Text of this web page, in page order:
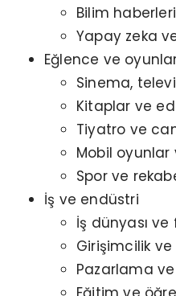
Bilim
Yapay zeka
Eğlence ve
Sinema,
Kitaplar ve
Tiyatro ve
Mobil
Spor ve
İş ve endüstri
İş dünyası ve
Girişimcilik
Pazarlama ve